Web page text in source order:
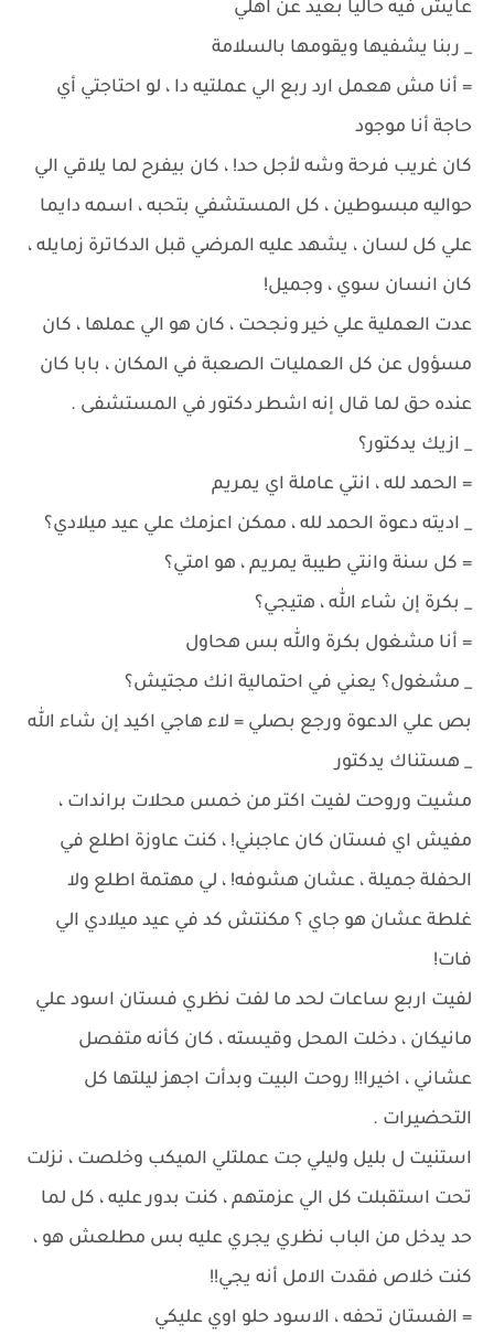
عايش فيه حالياً بعيد عن اهلي
_ ربنا يشفيها ويقومها بالسلامة
= أنا مش هعمل ارد ربع الي عملتيه دا ، لو احتاجتي أي
حاجة أنا موجود
كان غريب فرحة وشه لأجل حد! ، كان بيفرح لما يلاقي الي
حواليه مبسوطين ، كل المستشفي بتحبه ، اسمه دايما
علي كل لسان ، يشهد عليه المرضي قبل الدكاترة زمايله ،
كان انسان سوي ، وجميل!
عدت العملية علي خير ونجحت ، كان هو الي عملها ، كان
مسؤول عن كل العمليات الصعبة في المكان ، بابا كان
عنده حق لما قال إنه اشطر دكتور في المستشفى .
_ ازيك يدكتور؟
= الحمد لله ، انتي عاملة اي يمريم
_ اديته دعوة الحمد لله ، ممكن اعزمك علي عيد ميلادي؟
= كل سنة وانتي طيبة يمريم ، هو امتي؟
_ بكرة إن شاء الله ، هتيجي؟
= أنا مشغول بكرة والله بس هحاول
_ مشغول؟ يعني في احتمالية انك مجتيش؟
بص علي الدعوة ورجع بصلي = لاء هاجي اكيد إن شاء الله
_ هستناك يدكتور
مشيت وروحت لفيت اكتر من خمس محلات براندات ،
مفيش اي فستان كان عاجبني! ، كنت عاوزة اطلع في
الحفلة جميلة ، عشان هشوفه! ، لي مهتمة اطلع ولا
غلطة عشان هو جاي ؟ مكنتش كد في عيد ميلادي الي
فات!
لفيت اربع ساعات لحد ما لفت نظري فستان اسود علي
مانيكان ، دخلت المحل وقيسته ، كان كأنه متفصل
عشاني ، اخيرا!! روحت البيت وبدأت اجهز ليلتها كل
التحضيرات .
استنيت ل بليل وليلي جت عملتلي الميكب وخلصت ، نزلت
تحت استقبلت كل الي عزمتهم ، كنت بدور عليه ، كل لما
حد يدخل من الباب نظري يجري عليه بس مطلعش هو ،
كنت خلاص فقدت الامل أنه يجي!!
= الفستان تحفه ، الاسود حلو اوي عليكي